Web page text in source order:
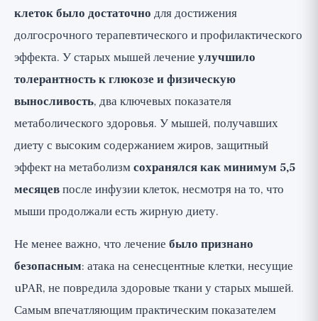
клеток было достаточно для достижения
долгосрочного терапевтического и профилактического
эффекта. У старых мышей лечение улучшило
толерантность к глюкозе и физическую
выносливость, два ключевых показателя
метаболического здоровья. У мышей, получавших
диету с высоким содержанием жиров, защитный
эффект на метаболизмсохранялся как минимум 5,5
месяцевпосле инфузии клеток, несмотря на то, что
мыши продолжали есть жирную диету.
Не менее важно, что лечение было признано
безопасным: атака на сенесцентные клетки, несущие
uPAR, не повредила здоровые ткани у старых мышей.
Самым впечатляющим практическим показателем